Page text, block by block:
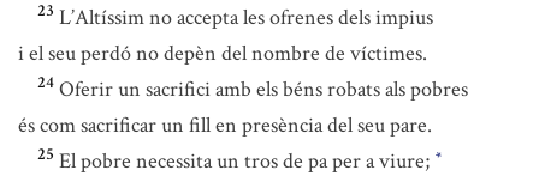
23 L’Altíssim no accepta les ofrenes dels impius
i el seu perdó no depèn del nombre de víctimes.
24 Oferir un sacrifici amb els béns robats als pobres
és com sacrificar un fill en presència del seu pare.
25 El pobre necessita un tros de pa per a viure; *